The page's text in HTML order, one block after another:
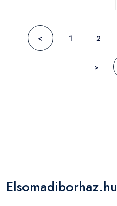
< 1 2
>
Elsomadiborhaz.hu